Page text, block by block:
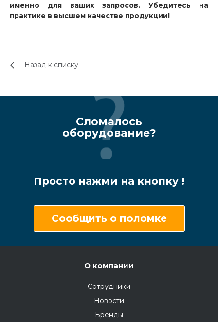
именно для ваших запросов. Убедитесь на
практике в высшем качестве продукции!
Назад к списку
Сломалось
оборудование?
Просто нажми на кнопку !
Сообщить о поломке
О компании
Сотрудники
Новости
Бренды